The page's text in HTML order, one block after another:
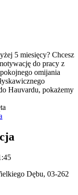
5 miesięcy? Chcesz
do pracy z
omijania
Hauvardu, pokażemy
Dębu, 03-262